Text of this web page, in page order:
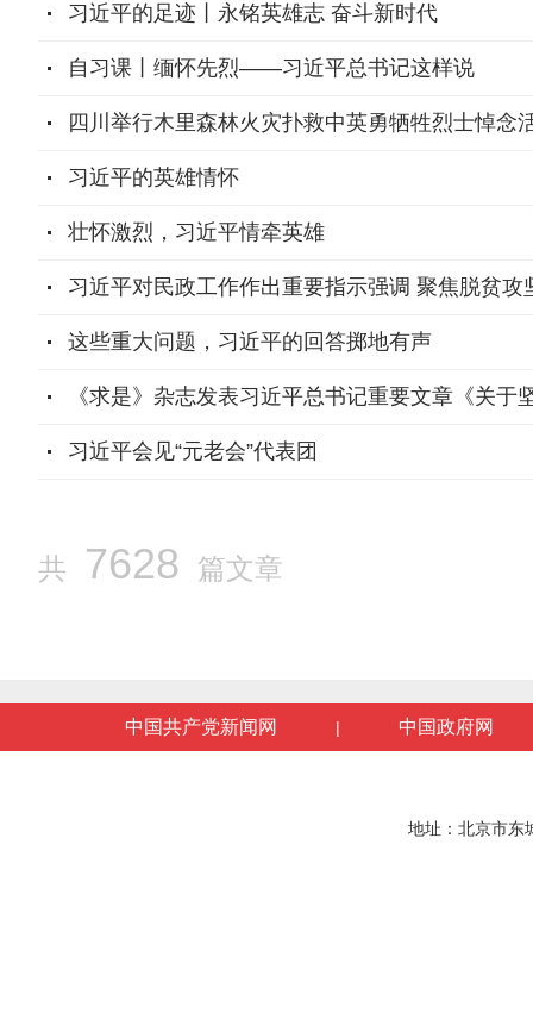
习近平的足迹丨永铭英雄志 奋斗新时代
自习课丨缅怀先烈——习近平总书记这样说
四川举行木里森林火灾扑救中英勇牺牲烈士悼念
习近平的英雄情怀
壮怀激烈，习近平情牵英雄
习近平对民政工作作出重要指示强调 聚焦脱贫
这些重大问题，习近平的回答掷地有声
《求是》杂志发表习近平总书记重要文章《关
习近平会见“元老会”代表团
共 7628 篇文章
中国共产党新闻网 | 中国政府网
地址：北京市东